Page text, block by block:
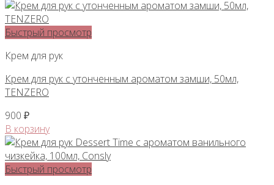
Быстрый просмотр
Крем для рук
Крем для рук с утонченным ароматом замши, 50мл,
TENZERO
900 ₽
В корзину
Быстрый просмотр